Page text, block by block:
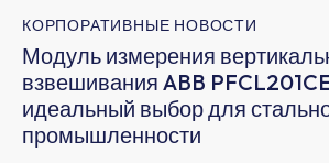
КОРПОРАТИВНЫЕ НОВОСТИ
Модуль измерения
взвешивания ABB
идеальный выбор для
промышленности